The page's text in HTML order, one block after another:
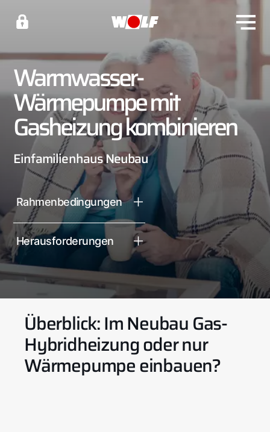
Warmwasser-
Wärmepumpe mit
Gasheizung kombinieren
Einfamilienhaus Neubau
Rahmenbedingungen
Herausforderungen
Überblick: Im Neubau Gas-
Hybridheizung oder nur
Wärmepumpe einbauen?